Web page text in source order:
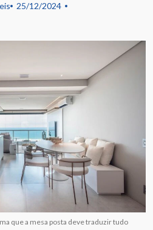
25/12/2024
que a mesa posta deve traduzir tudo